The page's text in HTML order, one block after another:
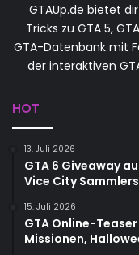
GTAUp.de bietet
Tricks zu GTA 5,
GTA-Datenbank mit
der interaktiven
HOT
13. Juli 2026
GTA 6 Giveaway
Vice City
15. Juli 2026
GTA Online-
Missionen,